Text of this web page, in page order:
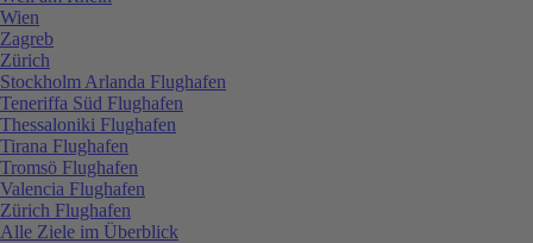
Wien
Zagreb
Zürich
Stockholm Arlanda Flughafen
Teneriffa Süd Flughafen
Thessaloniki Flughafen
Tirana Flughafen
Tromsö Flughafen
Valencia Flughafen
Zürich Flughafen
Alle Ziele im Überblick